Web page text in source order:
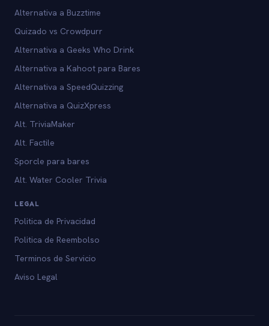
Alternativa a Buzztime
Quizado vs Crowdpurr
Alternativa a Geeks Who Drink
Alternativa a Kahoot para Bares
Alternativa a SpeedQuizzing
Alternativa a QuizXpress
Alt. TriviaMaker
Alt. Factile
Sporcle para bares
Alt. Water Cooler Trivia
LEGAL
Politica de Privacidad
Politica de Reembolso
Terminos de Servicio
Aviso Legal